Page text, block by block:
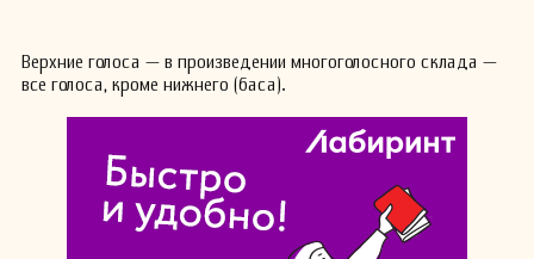
Верхние голоса — в произведении многоголосного склада —
все голоса, кроме нижнего (баса).